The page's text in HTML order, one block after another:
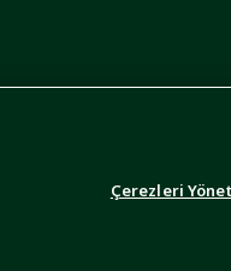
Çerezleri